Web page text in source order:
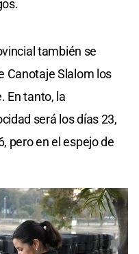
también se
Canotaje Slalom los
En tanto, la
será los días 23,
pero en el espejo de